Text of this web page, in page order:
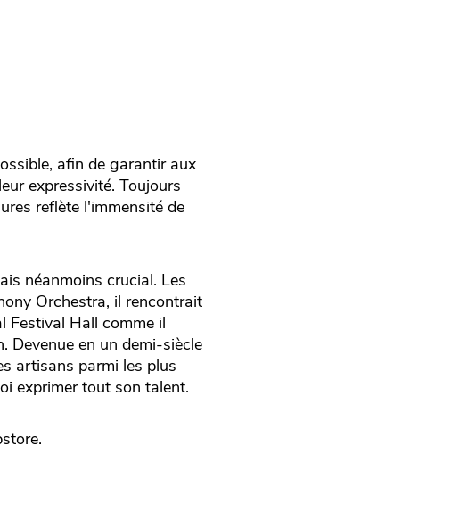
afin de garantir aux
expressivité. Toujours
reflète l'immensité de
néanmoins crucial. Les
Orchestra, il rencontrait
Festival Hall comme il
Devenue en un demi-siècle
artisans parmi les plus
exprimer tout son talent.